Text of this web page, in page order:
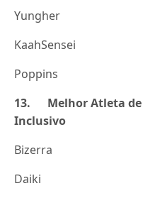
Yungher
KaahSensei
Poppins
13. Melhor Atleta de
Inclusivo
Bizerra
Daiki